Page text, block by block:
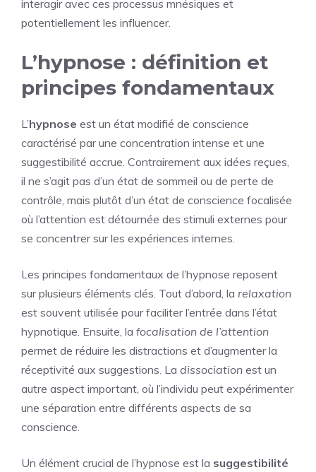
interagir avec ces processus mnésiques et
potentiellement les influencer.
L’hypnose : définition et
principes fondamentaux
L’hypnose est un état modifié de conscience
caractérisé par une concentration intense et une
suggestibilité accrue. Contrairement aux idées reçues,
il ne s’agit pas d’un état de sommeil ou de perte de
contrôle, mais plutôt d’un état de conscience focalisée
où l’attention est détournée des stimuli externes pour
se concentrer sur les expériences internes.
Les principes fondamentaux de l’hypnose reposent
sur plusieurs éléments clés. Tout d’abord, la relaxation
est souvent utilisée pour faciliter l’entrée dans l’état
hypnotique. Ensuite, la focalisation de l’attention
permet de réduire les distractions et d’augmenter la
réceptivité aux suggestions. La dissociation est un
autre aspect important, où l’individu peut expérimenter
une séparation entre différents aspects de sa
conscience.
Un élément crucial de l’hypnose est la suggestibilité